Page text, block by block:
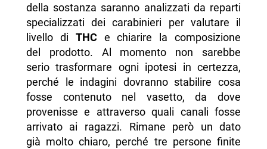
della sostanza saranno analizzati da reparti
specializzati dei carabinieri per valutare il
livello di THC e chiarire la composizione
del prodotto. Al momento non sarebbe
serio trasformare ogni ipotesi in certezza,
perché le indagini dovranno stabilire cosa
fosse contenuto nel vasetto, da dove
provenisse e attraverso quali canali fosse
arrivato ai ragazzi. Rimane però un dato
già molto chiaro, perché tre persone finite